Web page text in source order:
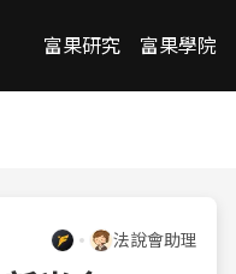
富果研究 富果學院
法說會助理